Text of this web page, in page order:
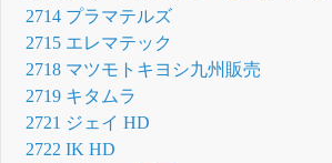
2714 プラマテルズ
2715 エレマテック
2718 マツモトキヨシ九州販売
2719 キタムラ
2721 ジェイ HD
2722 IK HD